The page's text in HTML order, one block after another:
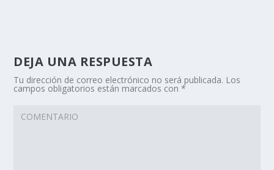
DEJA UNA RESPUESTA
Tu dirección de correo electrónico no será publicada. Los
campos obligatorios están marcados con*